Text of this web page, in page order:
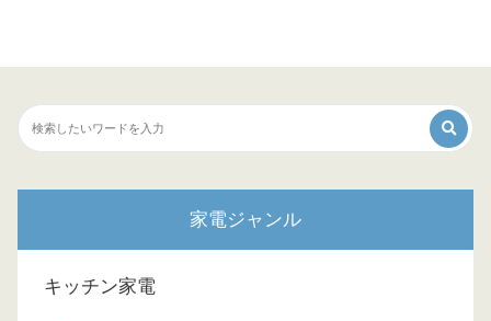
家電ジャンル
キッチン家電